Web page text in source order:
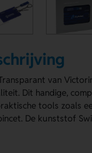
van
Dit handige,
tools zoals
De kunststof
je het